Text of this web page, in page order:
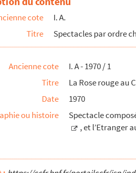
cote
I. A.
Titre
Spectacles par ordre
Ancienne cote
I. A - 1970 / 1
Titre
La Rose rouge au
Date
1970
ou histoire
Spectacle
, et l’Etranger